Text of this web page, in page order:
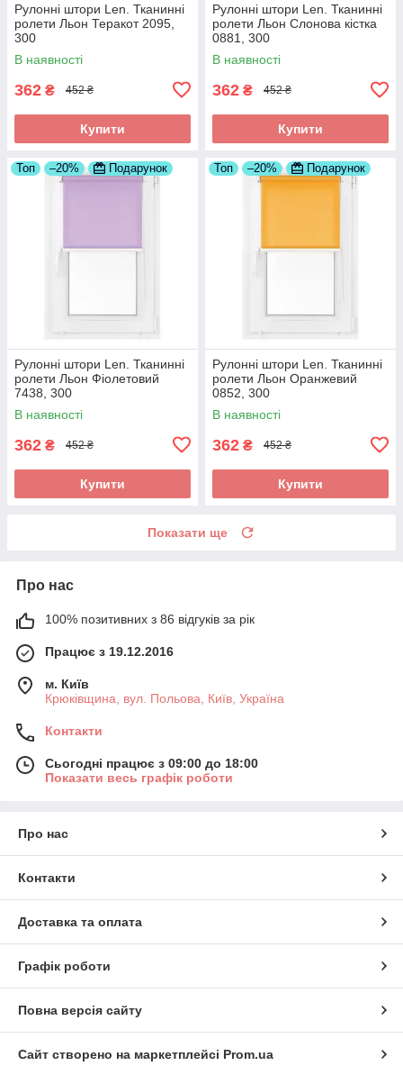
Рулонні штори Len. Тканинні
ролети Льон Теракот 2095,
300
В наявності
362 ₴ 452 ₴
Купити
Рулонні штори Len. Тканинні
ролети Льон Слонова кістка
0881, 300
В наявності
362 ₴ 452 ₴
Купити
Топ –20% Подарунок
Рулонні штори Len. Тканинні
ролети Льон Фіолетовий
7438, 300
В наявності
362 ₴ 452 ₴
Купити
Топ –20% Подарунок
Рулонні штори Len. Тканинні
ролети Льон Оранжевий
0852, 300
В наявності
362 ₴ 452 ₴
Купити
Показати ще
Про нас
100% позитивних з 86 відгуків за рік
Працює з 19.12.2016
м. Київ
Крюківщина, вул. Польова, Київ, Україна
Контакти
Сьогодні працює з 09:00 до 18:00
Показати весь графік роботи
Про нас
Контакти
Доставка та оплата
Графік роботи
Повна версія сайту
Сайт створено на маркетплейсі Prom.ua